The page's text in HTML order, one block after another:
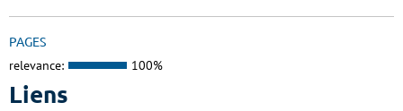
PAGES
relevance: 100%
Liens